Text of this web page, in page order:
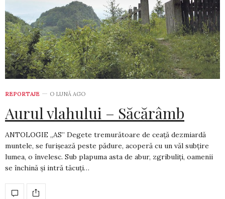
REPORTAJE O LUNĂ AGO
Aurul vlahului – Săcărâmb
ANTOLOGIE „AS” Degete tremurătoare de ceață dezmiardă
muntele, se furișează peste pădure, acoperă cu un văl subțire
lumea, o învelesc. Sub plapuma asta de abur, zgribuliți, oamenii
se închină și intră tăcuți…